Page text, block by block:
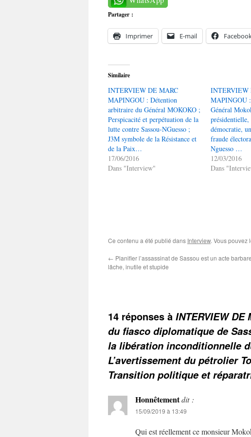
Partager :
Imprimer E-mail
Similaire
INTERVIEW DE MARC
MAPINGOU : Détention
arbitraire du Général MOKOKO ;
Perspicacité et perpétuation de la
lutte contre Sassou-NGuesso ;
J3M symbole de la Résistance et
de la Paix…
17/06/2016
Dans "Interview"
INTERVIEW
MAPINGOU
Général
démocratie,
fraude
Nguesso …
12/03/2016
Dans
Ce contenu a été publié dans Interview. Vous pouvez
← Planifier l’assassinat de Sassou est un acte
lâche, inutile et stupide
14 réponses à INTERVIEW
du fiasco diplomatique de
la libération inconditionnelle
L’avertissement du pétrolier
Transition politique et
Honnêtementdit :
15/09/2019 à 13:49
Qui est réellement ce monsieur